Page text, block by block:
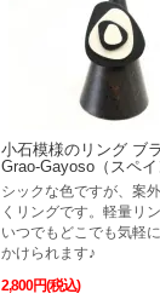
小石模様のリング ブ
Grao-Gayoso（スペイ
シックな色ですが、案外
くリングです。軽量リ
いつでもどこでも気軽
かけられます♪
2,800円(税込)